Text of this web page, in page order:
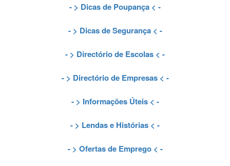
- > Dicas de Poupança < -
- > Dicas de Segurança< -
- > Directório de Escolas < -
- > Directório de Empresas< -
- > Informações Úteis< -
- > Lendas e Histórias < -
- > Ofertas de Emprego< -